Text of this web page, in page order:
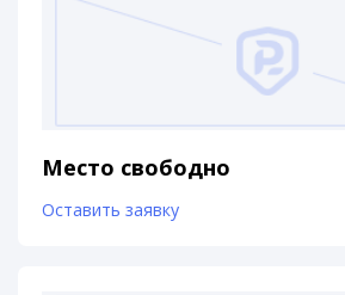
Место свободно
Оставить заявку